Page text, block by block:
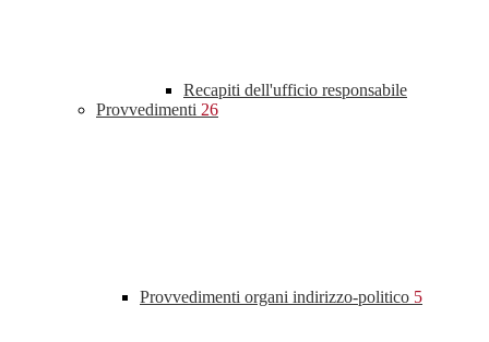
Recapiti dell'ufficio responsabile
Provvedimenti 26
Provvedimenti organi indirizzo-politico 5